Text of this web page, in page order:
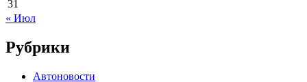
31
« Июл
Рубрики
Автоновости